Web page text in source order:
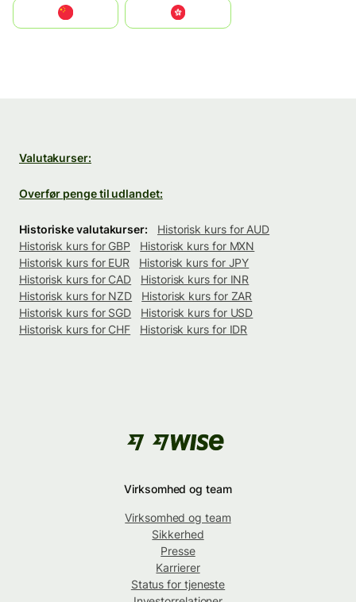
中國香港特別行政區
Valutakurser:
Overfør penge til udlandet:
Historiske valutakurser:
Historisk kurs for AUD
Historisk kurs for GBP
Historisk kurs for MXN
Historisk kurs for EUR
Historisk kurs for JPY
Historisk kurs for CAD
Historisk kurs for INR
Historisk kurs for NZD
Historisk kurs for ZAR
Historisk kurs for SGD
Historisk kurs for USD
Historisk kurs for CHF
Historisk kurs for IDR
Virksomhed og team
Virksomhed og team
Sikkerhed
Presse
Karrierer
Status for tjeneste